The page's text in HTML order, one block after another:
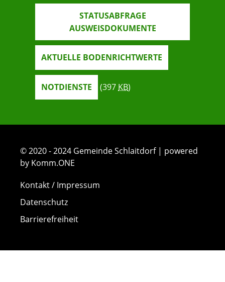
STATUSABFRAGE
AUSWEISDOKUMENTE
AKTUELLE BODENRICHTWERTE
NOTDIENSTE (397 KB)
© 2020 - 2024 Gemeinde Schlaitdorf | powered
by Komm.ONE
Kontakt / Impressum
Datenschutz
Barrierefreiheit